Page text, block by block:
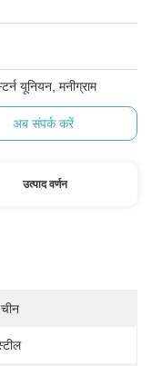
यूनियन, मनीग्राम
अब संपर्क करें
उत्पाद वर्णन